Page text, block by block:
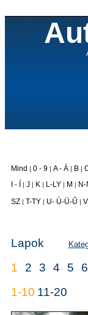
Mind | 0 - 9 | A - Á | B |
I - Í | J | K | L-LY | M |
SZ | T-TY | U- Ú-Ü-Ű | V
Lapok
1 2 3 4 5 6
1-10 11-20